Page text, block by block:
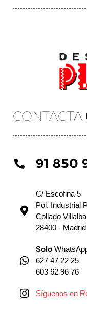
CONTACTA
91 850
C/ Escofina 5
Pol. Industrial
Collado Villalba
28400 - Madrid
Solo
627 47 22 25
603 62 96 76
Síguenos en